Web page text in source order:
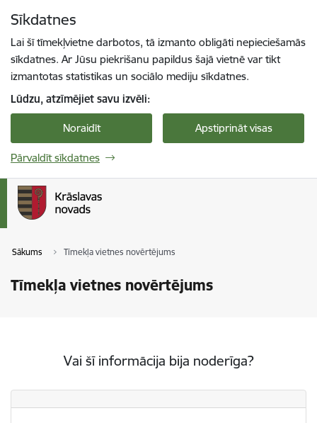
Sīkdatnes
Lai šī tīmekļvietne darbotos, tā izmanto obligāti nepieciešamās
sīkdatnes. Ar Jūsu piekrišanu papildus šajā vietnē var tikt
izmantotas statistikas un sociālo mediju sīkdatnes.
Lūdzu, atzīmējiet savu izvēli:
Noraidīt Apstiprināt visas
Pārvaldīt sīkdatnes
Sākums Tīmekļa vietnes novērtējums
Tīmekļa vietnes novērtējums
Vai šī informācija bija noderīga?
Vai šī informācija bija noderīga?